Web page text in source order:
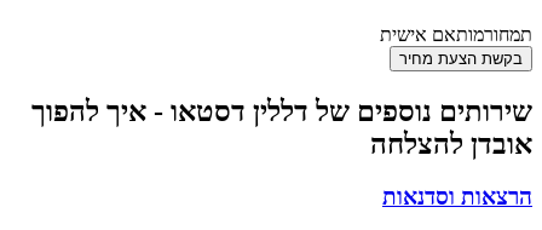
תמחורמותאם אישית
בקשת הצעת מחיר
שירותים נוספים של דללין דסטאו - איך להפוך
אובדן להצלחה
הרצאות וסדנאות